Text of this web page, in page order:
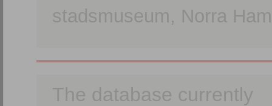
stadsmuseum, Norra
The database currently